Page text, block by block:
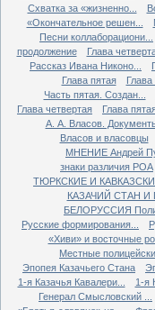
Схватка за «жизненно...
«Окончательное решен...
Песни коллаборациони...
продолжение
Глава
Рассказ Ивана Никоно...
Глава пятая
Часть пятая. Создан...
Глава четвертая
Глава
А. А. Власов.
Власов и власовцы
МНЕНИЕ Андрей
знаки различия РОА
ТЮРКСКИЕ И
КАЗАЧИЙ СТАН И
БЕЛОРУССИЯ
Русские формирования...
«Хиви» и восточные
Местные
Эпопея Казачьего Стана
1-я Казачья Кавалери...
1-я
Генерал Смысловский ...